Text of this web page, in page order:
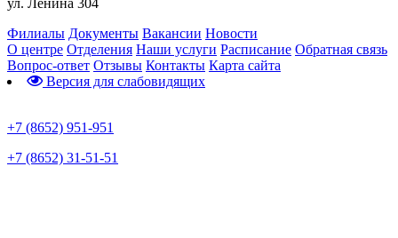
Филиалы Документы Вакансии Новости
О центре Отделения Наши услуги Расписание Обратная связь
Вопрос-ответ Отзывы Контакты Карта сайта
Версия для слабовидящих
+7 (8652) 951-951
+7 (8652) 31-51-51